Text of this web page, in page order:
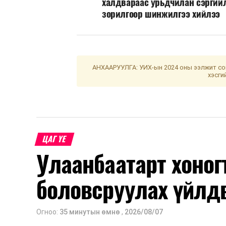
зорилгоор шинжилгээ хийлээ
АНХААРУУЛГА: УИХ-ын 2024 оны ээлжит
ЦАГ ҮЕ
Улаанбаатарт
боловсруулах
Огноо: 35 минутын өмнө , 2026/08/07